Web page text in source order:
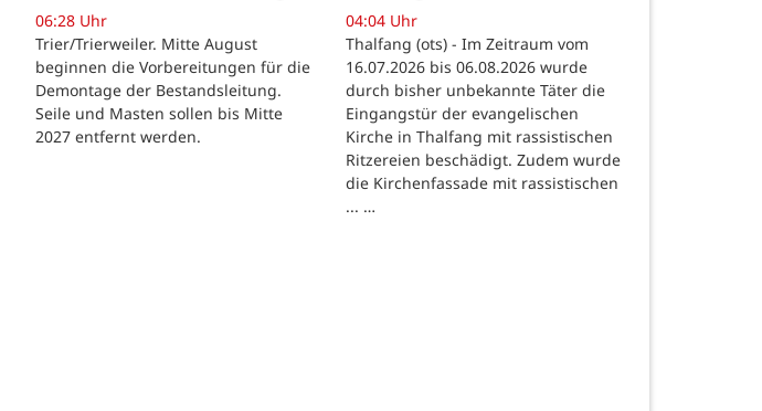
06:28 Uhr
Trier/Trierweiler. Mitte August
beginnen die Vorbereitungen für die
Demontage der Bestandsleitung.
Seile und Masten sollen bis Mitte
2027 entfernt werden.
04:04 Uhr
Thalfang (ots) - Im Zeitraum vom
16.07.2026 bis 06.08.2026 wurde
durch bisher unbekannte Täter die
Eingangstür der evangelischen
Kirche in Thalfang mit rassistischen
Ritzereien beschädigt. Zudem wurde
die Kirchenfassade mit rassistischen
... …